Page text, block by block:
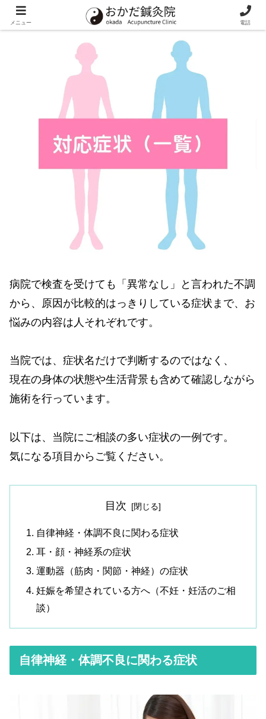
病院で検査を受けても「異常なし」と言われた不調
から、原因が比較的はっきりしている症状まで、お
悩みの内容は人それぞれです。
当院では、症状名だけで判断するのではなく、
現在の身体の状態や生活背景も含めて確認しながら
施術を行っています。
以下は、当院にご相談の多い症状の一例です。
気になる項目からご覧ください。
目次
自律神経・体調不良に関わる症状
耳・顔・神経系の症状
運動器（筋肉・関節・神経）の症状
妊娠を希望されている方へ（不妊・妊活のご相
談）
自律神経・体調不良に関わる症状
メニュー 電話